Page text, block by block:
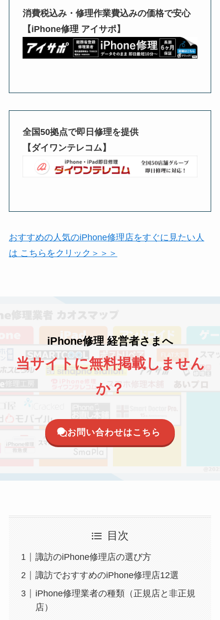
消費税込み・修理作業費込みの価格で安心
【iPhone修理 アイサポ】
全国50拠点で即日修理を提供
【ダイワンテレコム】
おすすめの人気のiPhone修理店をすぐに見たい人
は こちらをクリック＞＞＞
iPhone修理 経営者さまへ
当サイトに無料掲載しません
か？
お問い合わせはこちら
目次
諏訪のiPhone修理店の選び方
諏訪でおすすめのiPhone修理店12選
iPhone修理業者の種類（正規店と非正規
店）